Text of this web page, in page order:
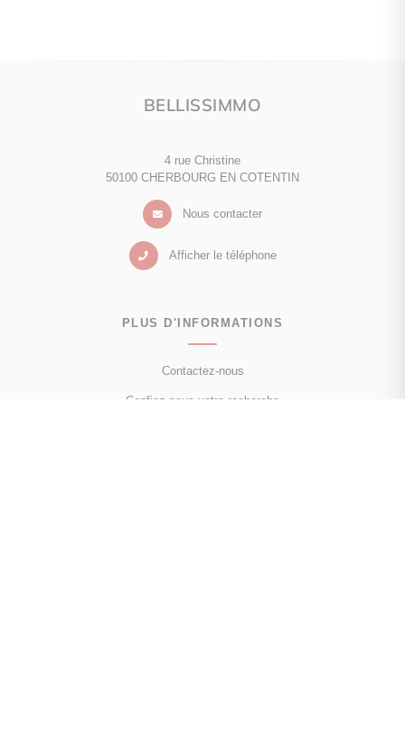
BELLISSIMMO
4 rue Christine
50100 CHERBOURG EN COTENTIN
Nous contacter
Afficher le téléphone
PLUS D'INFORMATIONS
Contactez-nous
Confiez-nous votre recherche